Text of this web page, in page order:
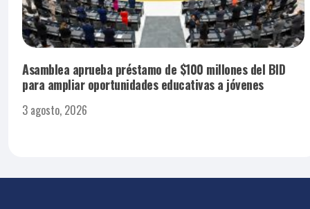
Asamblea aprueba préstamo de $100 millones del BID
para ampliar oportunidades educativas a jóvenes
3 agosto, 2026